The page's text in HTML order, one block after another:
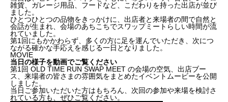
雑貨、ガレージ用品、フードなど、こだわりを持った出店が並び
ました。
ひとつひとつの品物をきっかけに、出店者と来場者の間で自然と
会話が生まれ、会場のあちこちでスワップミートらしい時間が流
れていました。
第1回にもかかわらず、多くの方に足を運んでいただき、次につ
ながる確かな手応えを感じる一日となりました。
MOVIE
当日の様子を動画でご覧ください
第1回 OLD TIME RUN SWAP MEET の会場の空気、出店ブー
ス、来場者の皆さまの雰囲気をまとめたイベントムービーを公開
しました。
当日ご参加いただいた方はもちろん、次回の参加や来場を検討さ
れている方も、ぜひご覧ください。